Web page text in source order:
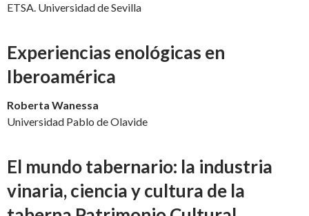
ETSA. Universidad de Sevilla
Experiencias enológicas en
Iberoamérica
Roberta Wanessa
Universidad Pablo de Olavide
El mundo tabernario: la industria
vinaria, ciencia y cultura de la